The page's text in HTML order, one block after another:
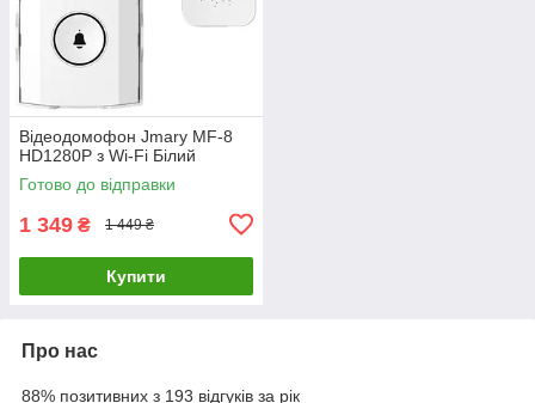
Відеодомофон Jmary MF-8
HD1280P з Wi-Fi Білий
Готово до відправки
1 349 ₴ 1 449 ₴
Купити
Про нас
88% позитивних з 193 відгуків за рік